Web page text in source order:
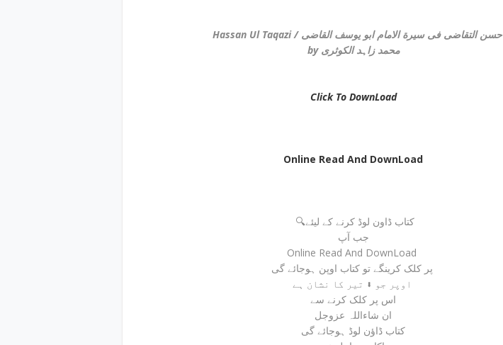
Hassan Ul Taqazi / حسن التقاضی فی سیرة الامام ابو یوسف القاضی
by محمد زاہد الکوثری
Click To DownLoad
Online Read And DownLoad
🔍کتاب ڈاون لوڈ کرنے کے لیئے
جب آپ
Online Read And DownLoad
اس پر کلک کرنے سے
ان شاءاللہ عزوجل
کتاب ڈاؤن لوڈ ہوجائے گی